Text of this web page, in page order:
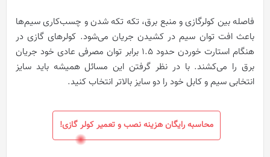
فاصله بین کولرگازی و منبع برق، تکه تکه شدن و چسب‌کاری سیم‌ها
باعث افت توان سیم در کشیدن جریان می‌شود. کولرهای گازی در
هنگام استارت خوردن حدود 1.5 برابر توان مصرفی عادی خود جریان
برق را می‌کشند. با در نظر گرفتن این مسائل همیشه باید سایز
انتخابی سیم و کابل خود را دو سایز بالاتر انتخاب کنید.
محاسبه رایگان هزینه نصب و تعمیر کولر گازی!